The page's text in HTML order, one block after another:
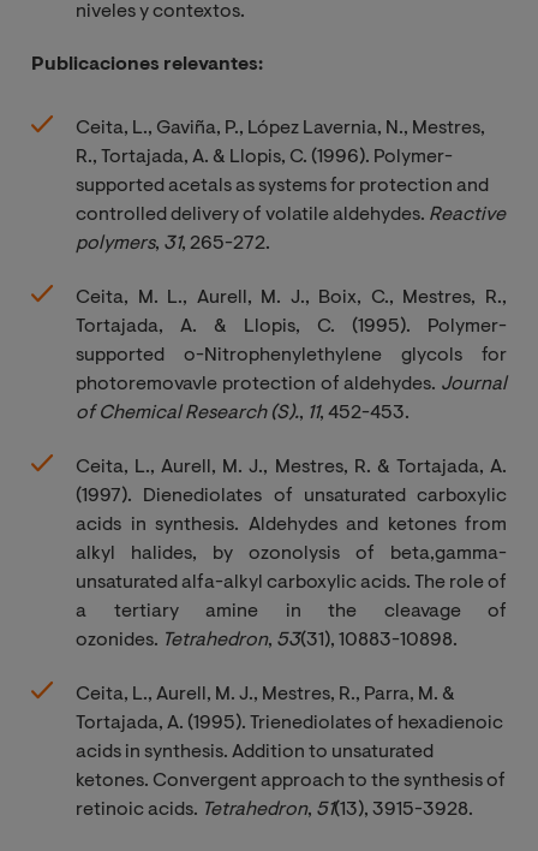
niveles y contextos.
Publicaciones relevantes:
Ceita, L., Gaviña, P., López Lavernia, N., Mestres,
R., Tortajada, A. & Llopis, C. (1996). Polymer-
supported acetals as systems for protection and
controlled delivery of volatile aldehydes. Reactive
polymers, 31, 265-272.
Ceita, M. L., Aurell, M. J., Boix, C., Mestres, R.,
Tortajada, A. & Llopis, C. (1995).
Polymer-
supported o-Nitrophenylethylene glycols for
photoremovavle protection of aldehydes. Journal
of Chemical Research (S)., 11, 452-453.
Ceita, L., Aurell, M. J., Mestres, R. & Tortajada, A.
(1997).
Dienediolates of unsaturated carboxylic
acids in synthesis. Aldehydes and ketones from
alkyl halides, by ozonolysis of beta,gamma-
unsaturated alfa-alkyl carboxylic acids. The role of
a tertiary amine in the cleavage of
ozonides. Tetrahedron, 53(31), 10883-10898.
Ceita, L., Aurell, M. J., Mestres, R., Parra, M. &
Tortajada, A. (1995). Trienediolates of hexadienoic
acids in synthesis. Addition to unsaturated
ketones. Convergent approach to the synthesis of
retinoic acids. Tetrahedron, 51(13), 3915-3928.